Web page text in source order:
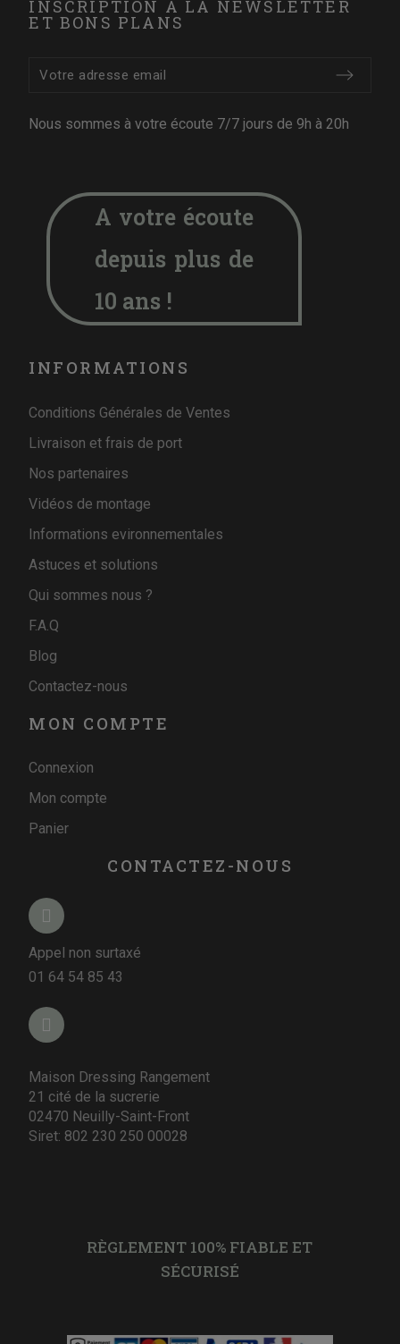
INSCRIPTION À LA NEWSLETTER
ET BONS PLANS
Nous sommes à votre écoute 7/7 jours de 9h à 20h
A votre écoute
depuis plus de
10 ans !
INFORMATIONS
Conditions Générales de Ventes
Livraison et frais de port
Nos partenaires
Vidéos de montage
Informations evironnementales
Astuces et solutions
Qui sommes nous ?
F.A.Q
Blog
Contactez-nous
MON COMPTE
Connexion
Mon compte
Panier
CONTACTEZ-NOUS
Appel non surtaxé
01 64 54 85 43
Maison Dressing Rangement
21 cité de la sucrerie
02470 Neuilly-Saint-Front
Siret: 802 230 250 00028
RÈGLEMENT 100% FIABLE ET
SÉCURISÉ